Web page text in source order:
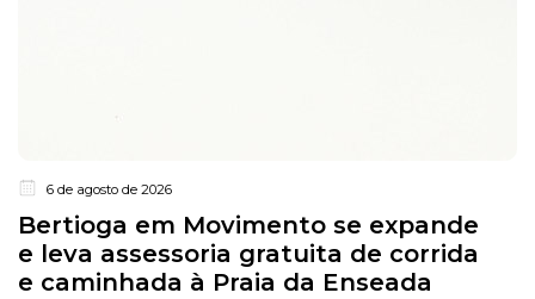
6 de agosto de 2026
Bertioga em Movimento se expande
e leva assessoria gratuita de corrida
e caminhada à Praia da Enseada